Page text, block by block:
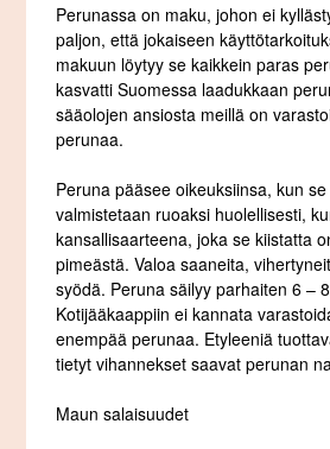
Perunassa on maku, johon ei
paljon, että jokaiseen
makuun löytyy se kaikkein paras
kasvatti Suomessa laadukkaan
sääolojen ansiosta meillä on
perunaa.
Peruna pääsee oikeuksiinsa, kun
valmistetaan ruoaksi huolellisesti,
kansallisaarteena, joka se kiistatta
pimeästä. Valoa saaneita,
syödä. Peruna säilyy parhaiten 6 –
Kotijääkaappiin ei kannata
enempää perunaa. Etyleeniä
tietyt vihannekset saavat perunan
Maun salaisuudet